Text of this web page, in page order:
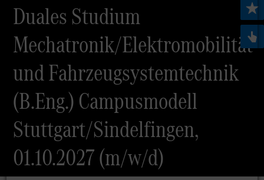
Duales Studium
Mechatronik/Elektromobilität
und Fahrzeugsystemtechnik
(B.Eng.) Campusmodell
Stuttgart/Sindelfingen,
01.10.2027 (m/w/d)